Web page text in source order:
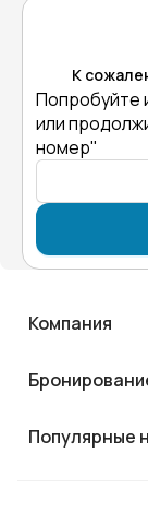
К
Попробуйте
или
номер"
Компания
Популярные